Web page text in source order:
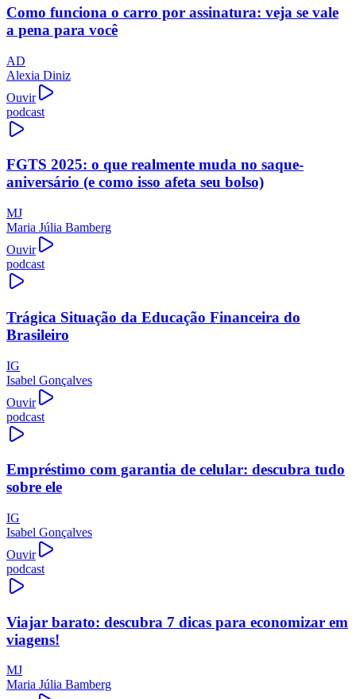
Como funciona o carro por assinatura: veja se vale
a pena para você
AD
Alexia Diniz
Ouvir
podcast
FGTS 2025: o que realmente muda no saque-
aniversário (e como isso afeta seu bolso)
MJ
Maria Júlia Bamberg
Ouvir
podcast
Trágica Situação da Educação Financeira do
Brasileiro
IG
Isabel Gonçalves
Ouvir
podcast
Empréstimo com garantia de celular: descubra tudo
sobre ele
IG
Isabel Gonçalves
Ouvir
podcast
Viajar barato: descubra 7 dicas para economizar em
viagens!
MJ
Maria Júlia Bamberg